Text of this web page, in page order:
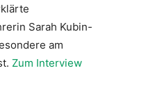
Sarah Kubin-
am
Zum Interview